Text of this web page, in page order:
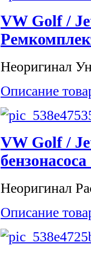
VW Golf /
Неоригинал
Описание
VW Golf /
Неоригинал
Описание